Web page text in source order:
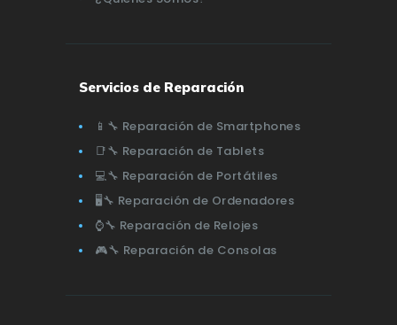
Servicios de Reparación
📱🔧 Reparación de Smartphones
📑🔧 Reparación de Tablets
💻🔧 Reparación de Portátiles
🖥️🔧 Reparación de Ordenadores
⌚🔧 Reparación de Relojes
🎮🔧 Reparación de Consolas